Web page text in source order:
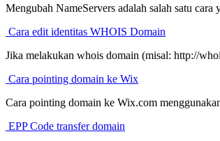
Mengubah NameServers adalah salah satu
Cara edit identitas WHOIS Domain
Jika melakukan whois domain (misal: http://
Cara pointing domain ke Wix
Cara pointing domain ke Wix.com
EPP Code transfer domain